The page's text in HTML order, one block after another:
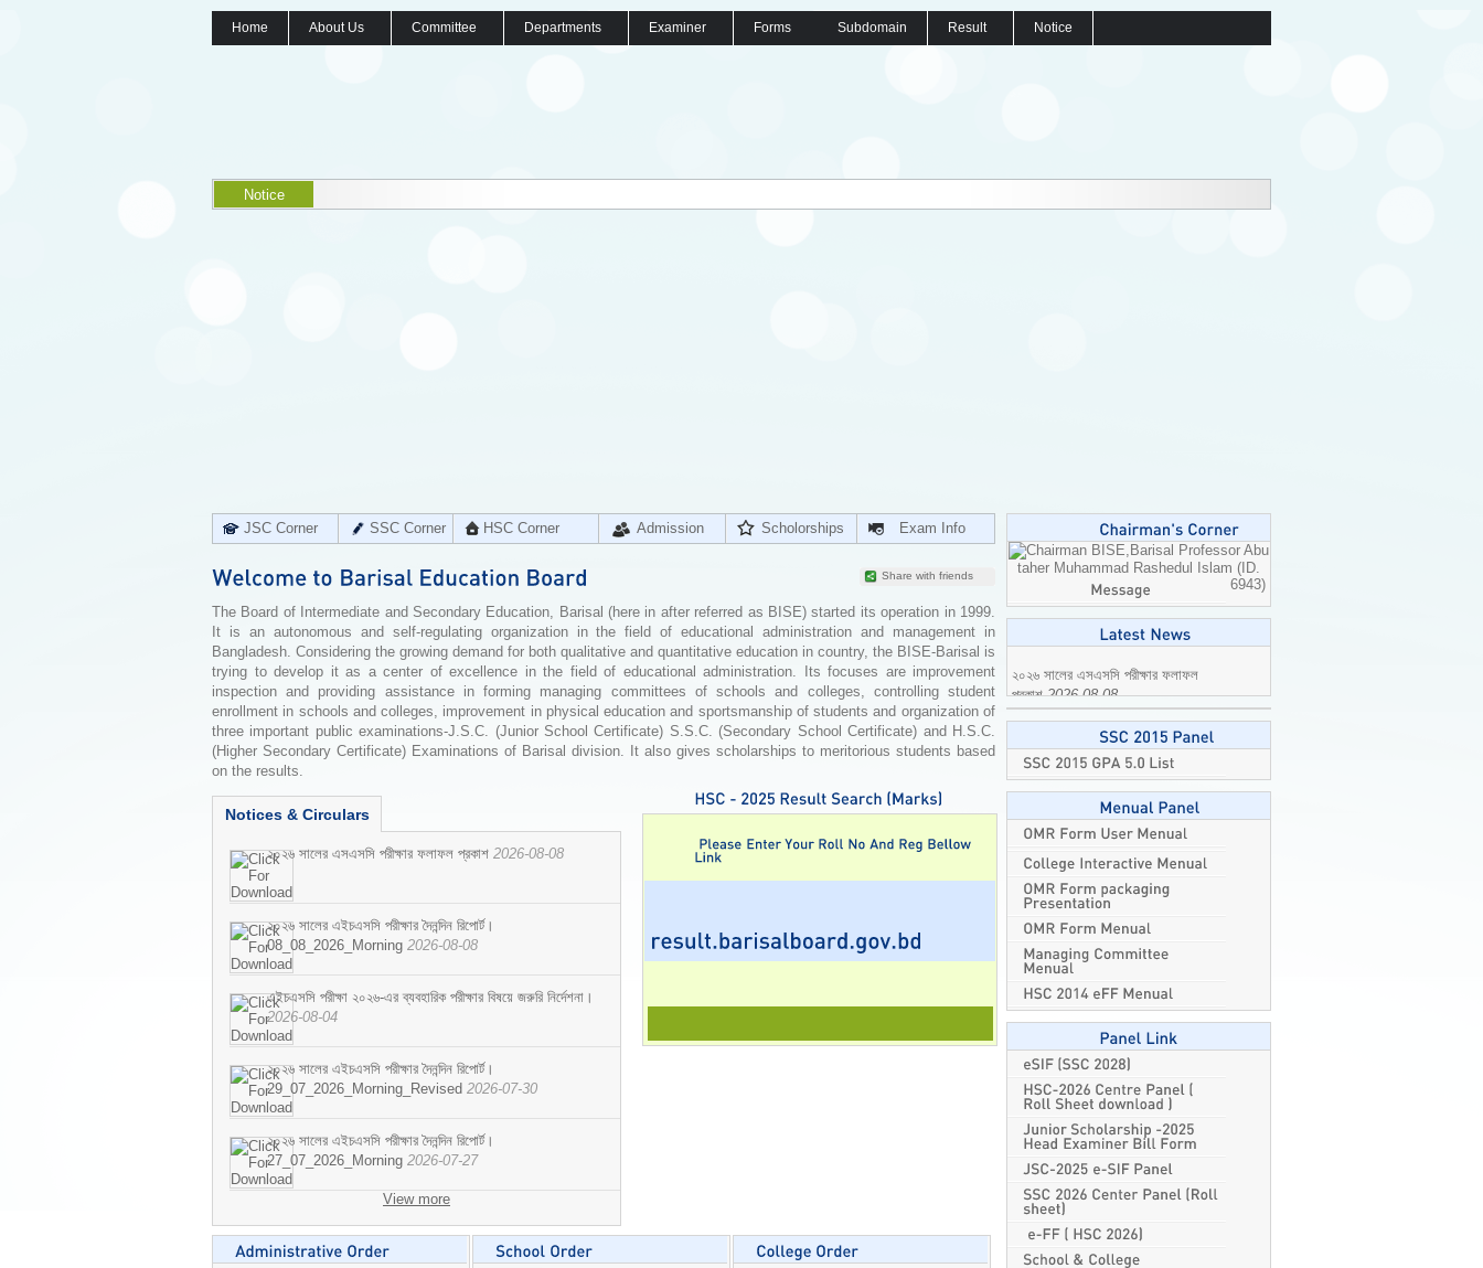
Home About Us Committee Departments Examiner Forms Subdomain Result Notice
Notice
JSC Corner SSC Corner HSC Corner Admission Scholorships Exam Info
Share with friends
The Board of Intermediate and Secondary Education, Barisal (here in after referred as BISE) started its operation in 1999.
It is an autonomous and self-regulating organization in the field of educational administration and management in
Bangladesh. Considering the growing demand for both qualitative and quantitative education in country, the BISE-Barisal is
trying to develop it as a center of excellence in the field of educational administration. Its focuses are improvement
inspection and providing assistance in forming managing committees of schools and colleges, controlling student
enrollment in schools and colleges, improvement in physical education and sportsmanship of students and organization of
three important public examinations-J.S.C. (Junior School Certificate) S.S.C. (Secondary School Certificate) and H.S.C.
(Higher Secondary Certificate) Examinations of Barisal division. It also gives scholarships to meritorious students based
on the results.
Notices & Circulars
২০২৬ সালের এসএসসি পরীক্ষার ফলাফল প্রকাশ 2026-08-08
২০২৬ সালের এইচএসসি পরীক্ষার দৈনন্দিন রিপোর্ট।
08_08_2026_Morning 2026-08-08
এইচএসসি পরীক্ষা ২০২৬-এর ব্যবহারিক পরীক্ষার বিষয়ে জরুরি নির্দেশনা।
2026-08-04
২০২৬ সালের এইচএসসি পরীক্ষার দৈনন্দিন রিপোর্ট।
29_07_2026_Morning_Revised 2026-07-30
২০২৬ সালের এইচএসসি পরীক্ষার দৈনন্দিন রিপোর্ট।
27_07_2026_Morning 2026-07-27
View more
Professor Abu
taher Muhammad Rashedul Islam (ID.
6943)
২০২৬ সালের এসএসসি পরীক্ষার ফলাফল
প্রকাশ2026-08-08